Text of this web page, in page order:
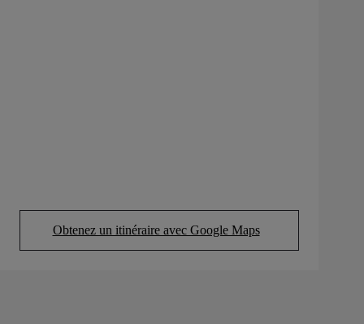
Obtenez un itinéraire avec Google Maps
(Opens in new tab)